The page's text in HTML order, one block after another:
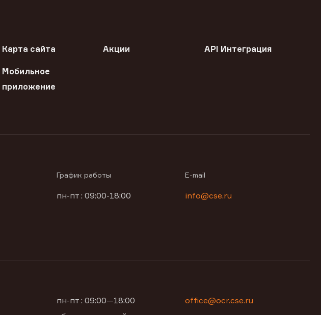
Карта сайта Акции API Интеграция
Мобильное
приложение
График работы
пн-пт : 09:00-18:00
E-mail
info@cse.ru
пн-пт : 09:00—18:00
office@ocr.cse.ru